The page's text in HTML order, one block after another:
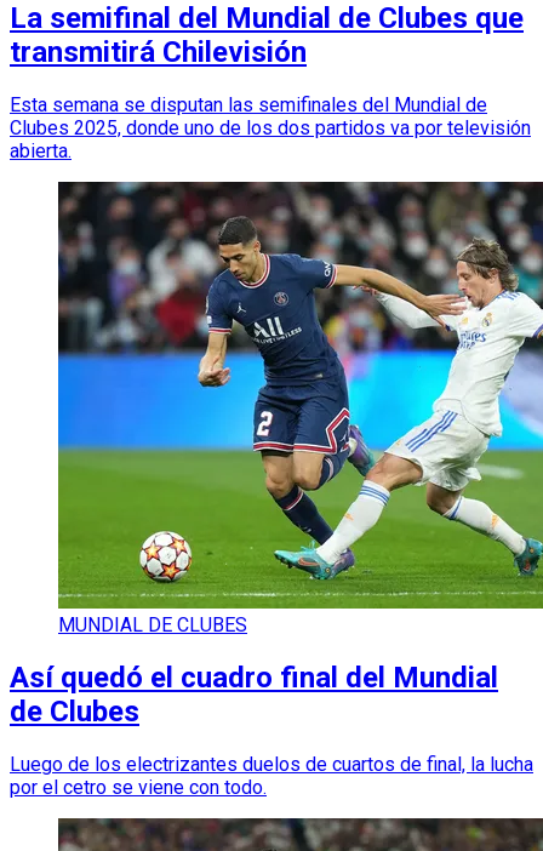
La semifinal del Mundial de Clubes que
transmitirá Chilevisión
Esta semana se disputan las semifinales del Mundial de
Clubes 2025, donde uno de los dos partidos va por televisión
abierta.
MUNDIAL DE CLUBES
Así quedó el cuadro final del Mundial
de Clubes
Luego de los electrizantes duelos de cuartos de final, la lucha
por el cetro se viene con todo.